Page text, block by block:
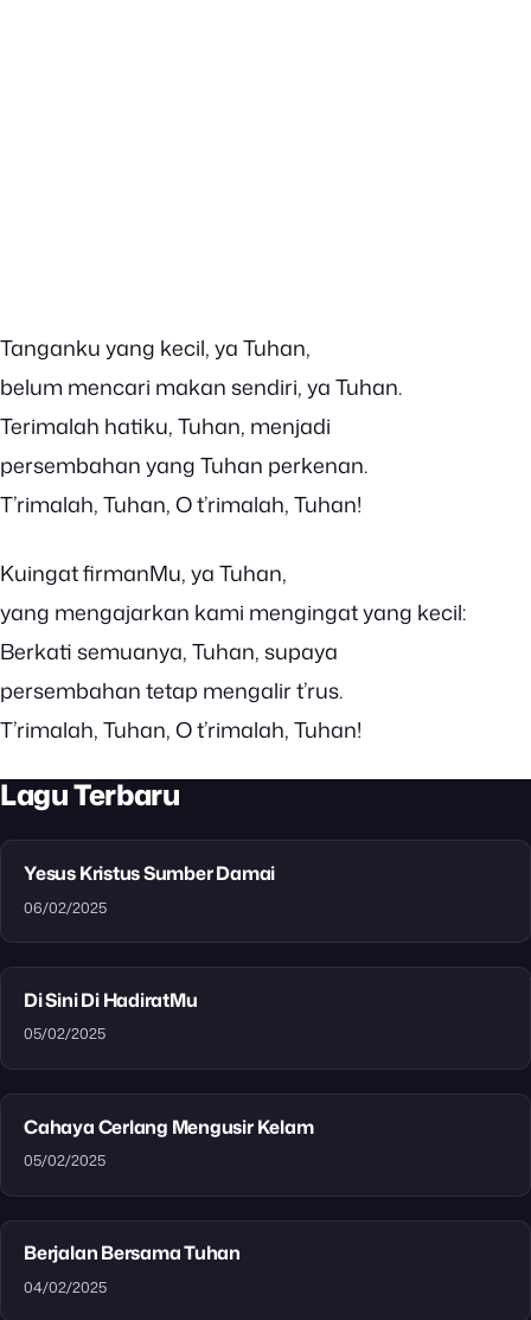
Tanganku yang kecil, ya Tuhan,
belum mencari makan sendiri, ya Tuhan.
Terimalah hatiku, Tuhan, menjadi
persembahan yang Tuhan perkenan.
T’rimalah, Tuhan, O t’rimalah, Tuhan!
Kuingat firmanMu, ya Tuhan,
yang mengajarkan kami mengingat yang kecil:
Berkati semuanya, Tuhan, supaya
persembahan tetap mengalir t’rus.
T’rimalah, Tuhan, O t’rimalah, Tuhan!
Lagu Terbaru
Yesus Kristus Sumber Damai
06/02/2025
Di Sini Di HadiratMu
05/02/2025
Cahaya Cerlang Mengusir Kelam
05/02/2025
Berjalan Bersama Tuhan
04/02/2025